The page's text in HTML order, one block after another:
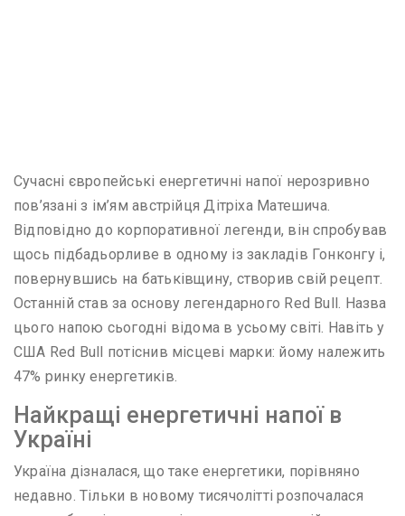
Сучасні європейські енергетичні напої нерозривно
пов’язані з ім’ям австрійця Дітріха Матешича.
Відповідно до корпоративної легенди, він спробував
щось підбадьорливе в одному із закладів Гонконгу і,
повернувшись на батьківщину, створив свій рецепт.
Останній став за основу легендарного Red Bull. Назва
цього напою сьогодні відома в усьому світі. Навіть у
США Red Bull потіснив місцеві марки: йому належить
47% ринку енергетиків.
Найкращі енергетичні напої в
Україні
Україна дізналася, що таке енергетики, порівняно
недавно. Тільки в новому тисячолітті розпочалася